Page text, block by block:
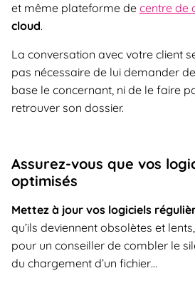
et même plateforme de centre de
cloud.
La conversation avec votre client
pas nécessaire de lui demander
base le concernant, ni de le faire
retrouver son dossier.
Assurez-vous que vos
optimisés
Mettez à jour vos logiciels
qu’ils deviennent obsolètes et
pour un conseiller de combler le
du chargement d’un fichier…